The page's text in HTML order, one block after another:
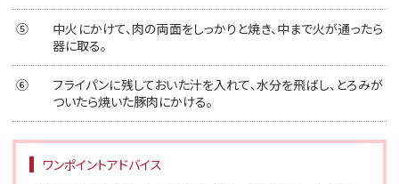
⑤
中火にかけて、肉の両面をしっかりと焼き、中まで火が通ったら
器に取る。
⑥
フライパンに残しておいた汁を入れて、水分を飛ばし、とろみが
ついたら焼いた豚肉にかける。
ワンポイントアドバイス